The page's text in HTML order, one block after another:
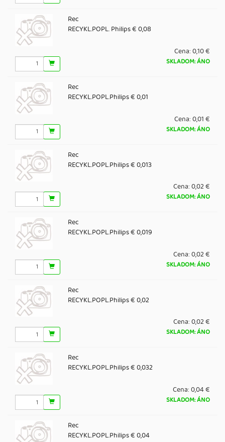
Rec
RECYKL.POPL. Philips € 0,08
Cena:0,10 €
SKLADOM: ÁNO
Rec
RECYKL.POPL.Philips € 0,01
Cena:0,01 €
SKLADOM: ÁNO
Rec
RECYKL.POPL.Philips € 0,013
Cena:0,02 €
SKLADOM: ÁNO
Rec
RECYKL.POPL.Philips € 0,019
Cena:0,02 €
SKLADOM: ÁNO
Rec
RECYKL.POPL.Philips € 0,02
Cena:0,02 €
SKLADOM: ÁNO
Rec
RECYKL.POPL.Philips € 0,032
Cena:0,04 €
SKLADOM: ÁNO
Rec
RECYKL.POPL.Philips € 0,04